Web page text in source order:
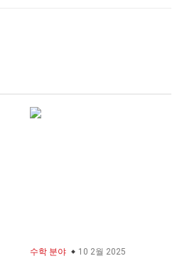
수학 분야 10 2월 2025